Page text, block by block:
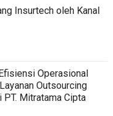
Insurtech oleh Kanal
Operasional
Outsourcing
PT. Mitratama Cipta